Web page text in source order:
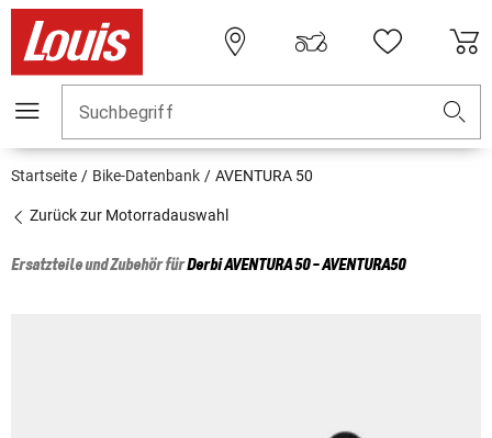
Suchbegriff
Startseite Bike-Datenbank AVENTURA 50
Zurück zur Motorradauswahl
Ersatzteile und Zubehör fürDerbiAVENTURA 50 - AVENTURA50